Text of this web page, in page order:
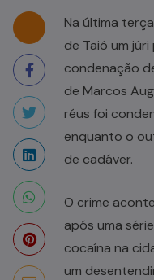
Na última
de Taió um
condenação
de Marcos
réus foi
enquanto o
de cadáver.
O crime
após uma
cocaína na
um